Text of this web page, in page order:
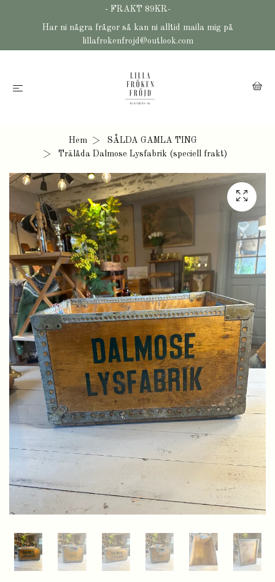
- FRAKT 89KR-
Har ni några frågor så kan ni alltid maila mig på
lillafrokenfrojd@outlook.com
Hem
SÅLDA GAMLA TING
Trälåda Dalmose Lysfabrik (speciell frakt)